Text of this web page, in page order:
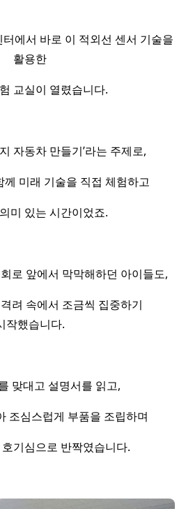
에서 바로 이 적외선 센서 기술을
활용한
교실이 열렸습니다.
자동차 만들기’라는 주제로,
께 미래 기술을 직접 체험하고
미 있는 시간이었죠.
로 앞에서 막막해하던 아이들도,
려 속에서 조금씩 집중하기
작했습니다.
맞대고 설명서를 읽고,
조심스럽게 부품을 조립하며
기심으로 반짝였습니다.